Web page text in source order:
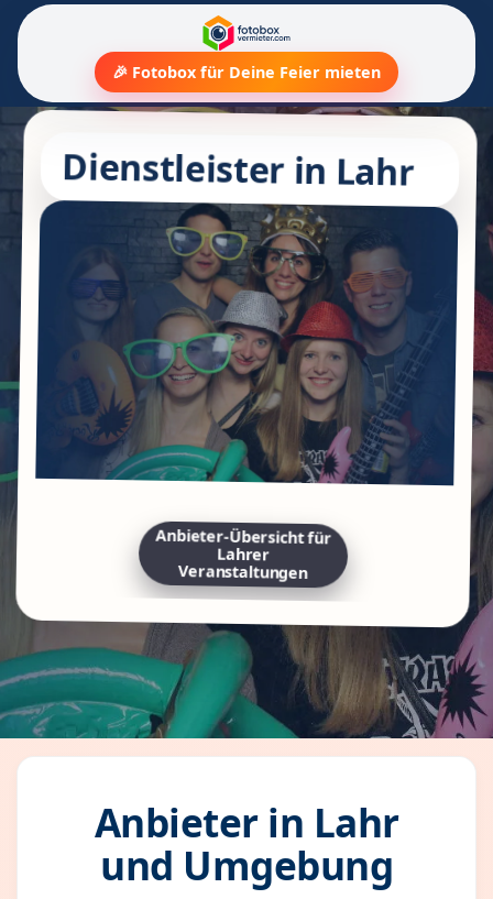
🎉 Fotobox für Deine Feier mieten
Dienstleister in Lahr
Anbieter-Übersicht für
Lahrer
Veranstaltungen
Anbieter in Lahr
und Umgebung